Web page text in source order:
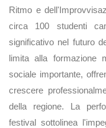
Ritmo e
circa 100 studenti
significativo nel futuro
limita alla formazione
sociale importante,
crescere
della regione. La
festival sottolinea